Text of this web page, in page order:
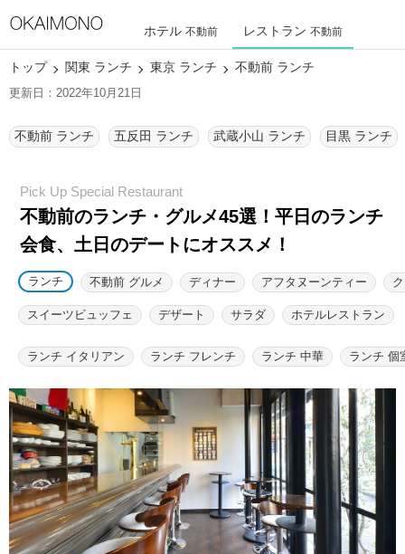
ホテル 不動前 レストラン 不動前
トップ 関東 ランチ 東京 ランチ 不動前 ランチ
更新日：2022年10月21日
不動前 ランチ 五反田 ランチ 武蔵小山 ランチ 目黒 ランチ
不動前のランチ・グルメ45選！平日のランチ
会食、土日のデートにオススメ！
ランチ 不動前 グルメ ディナー アフタヌーンティー
スイーツビュッフェ デザート サラダ ホテルレストラン
ランチ イタリアン ランチ フレンチ ランチ 中華 ランチ 個